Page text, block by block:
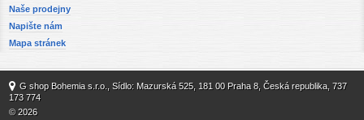
Naše prodejny
Napište nám
Mapa stránek
G shop Bohemia s.r.o., Sídlo: Mazurská 525, 181 00 Praha 8, Česká republika, 737
173 774
© 2026